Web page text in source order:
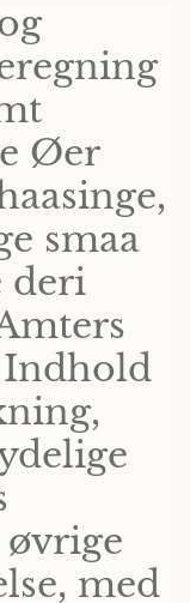
Øer
smaa
deri
Indhold
øvrige
med